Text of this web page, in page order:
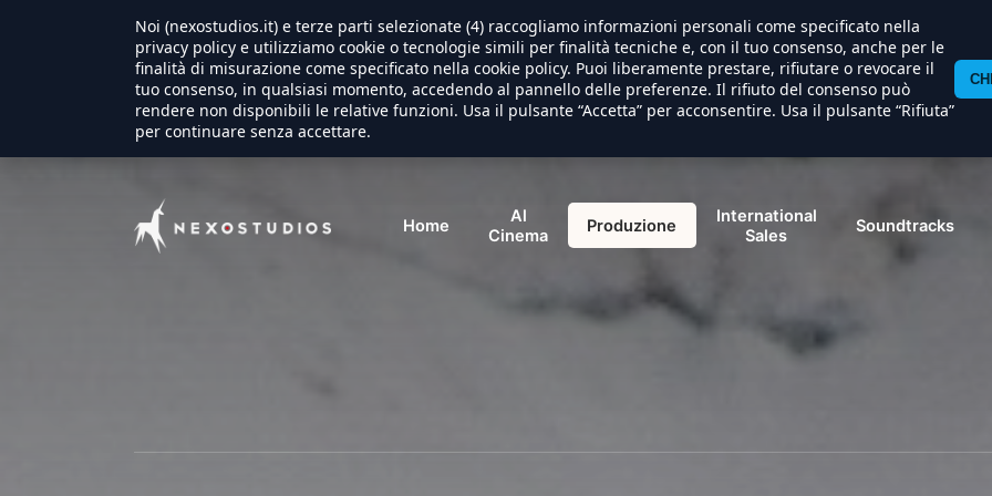
Home
Al
Cinema
Produzione
International
Sales
Soundtracks
Noi (nexostudios.it) e terze parti selezionate (4) raccogliamo informazioni personali come specificato nella
privacy policy e utilizziamo cookie o tecnologie simili per finalità tecniche e, con il tuo consenso, anche per le
finalità di misurazione come specificato nella cookie policy. Puoi liberamente prestare, rifiutare o revocare il
tuo consenso, in qualsiasi momento, accedendo al pannello delle preferenze. Il rifiuto del consenso può
rendere non disponibili le relative funzioni. Usa il pulsante “Accetta” per acconsentire. Usa il pulsante “Rifiuta”
per continuare senza accettare.